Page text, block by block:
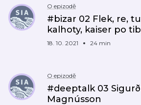
O epizodě
#bizar 02 Flek, re,
kalhoty, kaiser po
18. 10. 2021 24 min
O epizodě
#deeptalk 03
Magnússon